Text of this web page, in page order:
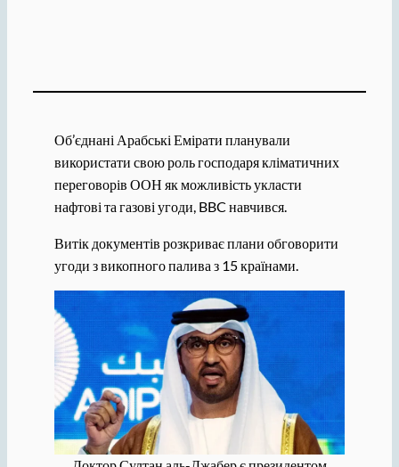
Об’єднані Арабські Емірати планували
використати свою роль господаря кліматичних
переговорів ООН як можливість укласти
нафтові та газові угоди, BBC навчився.
Витік документів розкриває плани обговорити
угоди з викопного палива з 15 країнами.